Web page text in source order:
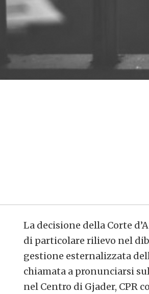
La decisione della Corte
di particolare rilievo nel
gestione esternalizzata
chiamata a pronunciarsi
nel Centro di Gjader, CPR